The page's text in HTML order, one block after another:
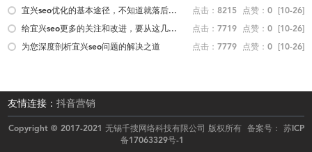
[10-26]
点赞：0
点击：8215
宜兴seo优化的基本途径，不知道就落后...
[10-26]
点赞：0
点击：7719
给宜兴seo更多的关注和改进，要从这几...
[10-26]
点赞：0
点击：7779
为您深度剖析宜兴seo问题的解决之道
友情连接：抖音营销
Copyright © 2017-2021 无锡千搜网络科技有限公司 版权所有 备案号： 苏ICP
备17063329号-1